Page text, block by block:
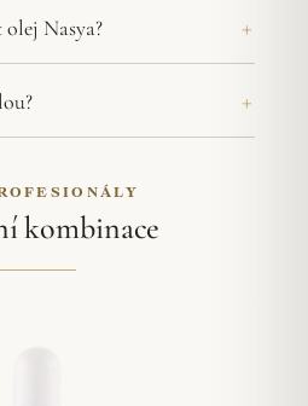
Nasya?
kombinace